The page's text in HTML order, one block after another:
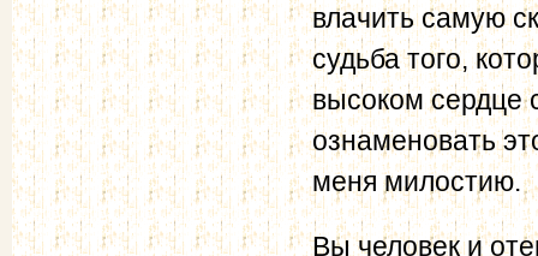
влачить самую
судьба того,
высоком сердце
ознаменовать
меня милостию.
Вы человек и